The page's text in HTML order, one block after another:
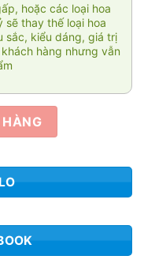
hoặc các loại hoa
sẽ thay thế loại hoa
sắc, kiểu dáng, giá trị
hàng nhưng vẫn